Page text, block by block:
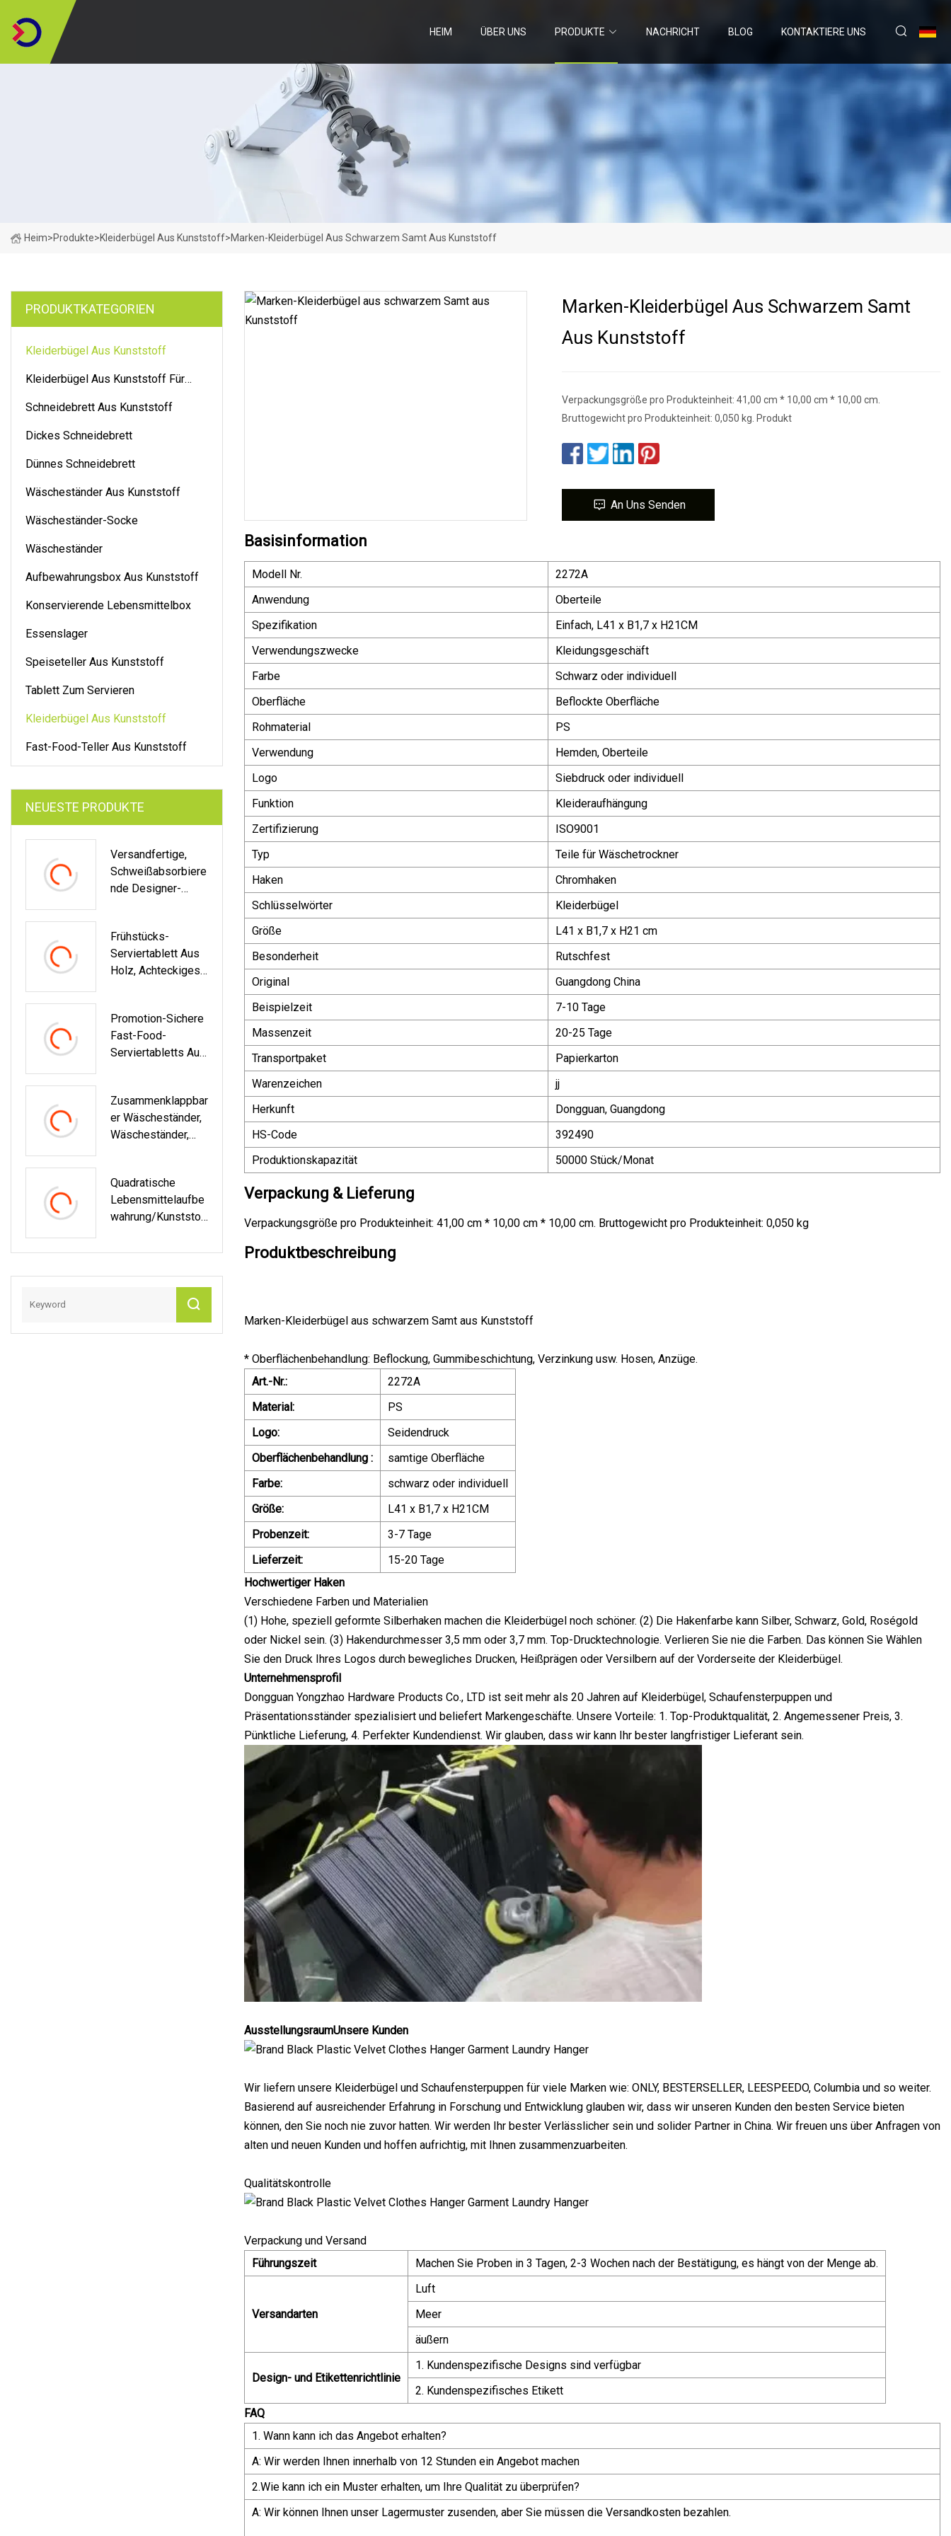
HEIM ÜBER UNS PRODUKTE NACHRICHT BLOG KONTAKTIERE UNS
Heim>Produkte>Kleiderbügel Aus Kunststoff>Marken-Kleiderbügel Aus Schwarzem Samt Aus Kunststoff
PRODUKTKATEGORIEN
Kleiderbügel Aus Kunststoff
Kleiderbügel Aus Kunststoff Für
Schneidebrett Aus Kunststoff
Dickes Schneidebrett
Dünnes Schneidebrett
Wäscheständer Aus Kunststoff
Wäscheständer-Socke
Wäscheständer
Aufbewahrungsbox Aus Kunststoff
Konservierende Lebensmittelbox
Essenslager
Speiseteller Aus Kunststoff
Tablett Zum Servieren
Kleiderbügel Aus Kunststoff
Fast-Food-Teller Aus Kunststoff
NEUESTE PRODUKTE
Versandfertige,
Schweißabsorbiere
Nde Designer-
Sportstrümpfe Aus
Baumwolle Für
Herren
Frühstücks-
Serviertablett Aus
Holz, Achteckiges
Promotion-Sichere
Fast-Food-
Serviertabletts Aus
Zusammenklappbar
Er Wäscheständer,
Wäscheständer,
(WS-2205)
Quadratische
Lebensmittelaufbe
Wahrung/Kunststof
Aufbewahrungsbox
Konservierung Bei
Marken-Kleiderbügel Aus Schwarzem Samt
Aus Kunststoff
Verpackungsgröße pro Produkteinheit: 41,00 cm * 10,00 cm * 10,00 cm.
Bruttogewicht pro Produkteinheit: 0,050 kg. Produkt
An Uns Senden
Basisinformation
Modell Nr.
2272A
Anwendung
Oberteile
Spezifikation
Einfach, L41 x B1,7 x H21CM
Verwendungszwecke
Kleidungsgeschäft
Farbe
Schwarz oder individuell
Oberfläche
Beflockte Oberfläche
Rohmaterial
PS
Verwendung
Hemden, Oberteile
Logo
Siebdruck oder individuell
Funktion
Kleideraufhängung
Zertifizierung
ISO9001
Typ
Teile für Wäschetrockner
Haken
Chromhaken
Schlüsselwörter
Kleiderbügel
Größe
L41 x B1,7 x H21 cm
Besonderheit
Rutschfest
Original
Guangdong China
Beispielzeit
7-10 Tage
Massenzeit
20-25 Tage
Transportpaket
Papierkarton
Warenzeichen
jj
Herkunft
Dongguan, Guangdong
HS-Code
392490
Produktionskapazität
50000 Stück/Monat
Verpackung & Lieferung
Verpackungsgröße pro Produkteinheit: 41,00 cm * 10,00 cm * 10,00 cm. Bruttogewicht pro Produkteinheit: 0,050 kg
Produktbeschreibung
Marken-Kleiderbügel aus schwarzem Samt aus Kunststoff
* Oberflächenbehandlung: Beflockung, Gummibeschichtung, Verzinkung usw. Hosen, Anzüge.
Art.-Nr.:
2272A
Material:
PS
Logo:
Seidendruck
Oberflächenbehandlung :
samtige Oberfläche
Farbe:
schwarz oder individuell
Größe:
L41 x B1,7 x H21CM
Probenzeit:
3-7 Tage
Lieferzeit:
15-20 Tage
Hochwertiger Haken
Verschiedene Farben und Materialien
(1) Hohe, speziell geformte Silberhaken machen die Kleiderbügel noch schöner. (2) Die Hakenfarbe kann Silber, Schwarz, Gold, Roségold
oder Nickel sein. (3) Hakendurchmesser 3,5 mm oder 3,7 mm. Top-Drucktechnologie. Verlieren Sie nie die Farben. Das können Sie Wählen
Sie den Druck Ihres Logos durch bewegliches Drucken, Heißprägen oder Versilbern auf der Vorderseite der Kleiderbügel.
Unternehmensprofil
Dongguan Yongzhao Hardware Products Co., LTD ist seit mehr als 20 Jahren auf Kleiderbügel, Schaufensterpuppen und
Präsentationsständer spezialisiert und beliefert Markengeschäfte. Unsere Vorteile: 1. Top-Produktqualität, 2. Angemessener Preis, 3.
Pünktliche Lieferung, 4. Perfekter Kundendienst. Wir glauben, dass wir kann Ihr bester langfristiger Lieferant sein.
AusstellungsraumUnsere Kunden
Wir liefern unsere Kleiderbügel und Schaufensterpuppen für viele Marken wie: ONLY, BESTERSELLER, LEESPEEDO, Columbia und so weiter.
Basierend auf ausreichender Erfahrung in Forschung und Entwicklung glauben wir, dass wir unseren Kunden den besten Service bieten
können, den Sie noch nie zuvor hatten. Wir werden Ihr bester Verlässlicher sein und solider Partner in China. Wir freuen uns über Anfragen von
alten und neuen Kunden und hoffen aufrichtig, mit Ihnen zusammenzuarbeiten.
Qualitätskontrolle
Verpackung und Versand
Führungszeit
Machen Sie Proben in 3 Tagen, 2-3 Wochen nach der Bestätigung, es hängt von der Menge ab.
Versandarten
Luft
Meer
äußern
Design- und Etikettenrichtlinie
1. Kundenspezifische Designs sind verfügbar
2. Kundenspezifisches Etikett
FAQ
1. Wann kann ich das Angebot erhalten?
A: Wir werden Ihnen innerhalb von 12 Stunden ein Angebot machen
2.Wie kann ich ein Muster erhalten, um Ihre Qualität zu überprüfen?
A: Wir können Ihnen unser Lagermuster zusenden, aber Sie müssen die Versandkosten bezahlen.